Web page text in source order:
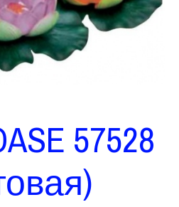
57528